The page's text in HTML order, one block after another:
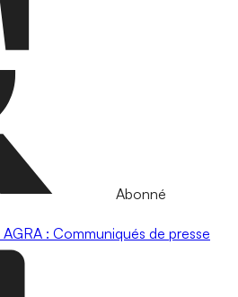
Abonné
AGRA : Communiqués de presse